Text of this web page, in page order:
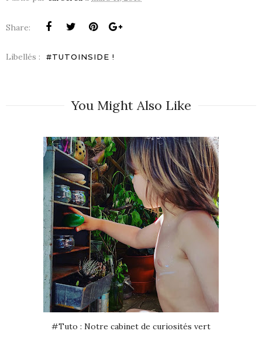
Share:
Libellés : #TUTOINSIDE !
You Might Also Like
#Tuto : Notre cabinet de curiosités vert